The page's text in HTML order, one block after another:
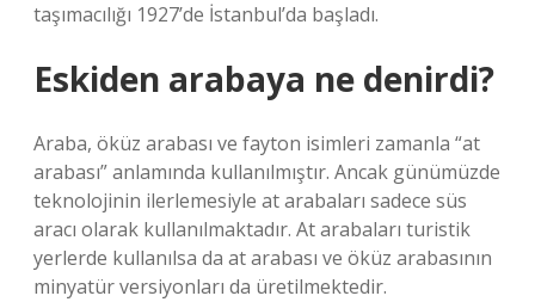
taşımacılığı 1927’de İstanbul’da başladı.
Eskiden arabaya ne denirdi?
Araba, öküz arabası ve fayton isimleri zamanla “at
arabası” anlamında kullanılmıştır. Ancak günümüzde
teknolojinin ilerlemesiyle at arabaları sadece süs
aracı olarak kullanılmaktadır. At arabaları turistik
yerlerde kullanılsa da at arabası ve öküz arabasının
minyatür versiyonları da üretilmektedir.